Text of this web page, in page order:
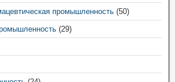
промышленность (50)
(29)